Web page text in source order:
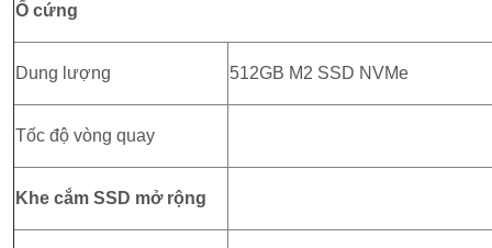
Ổ cứng
Dung lượng 512GB M2 SSD NVMe
Tốc độ vòng quay
Khe cắm SSD mở rộng